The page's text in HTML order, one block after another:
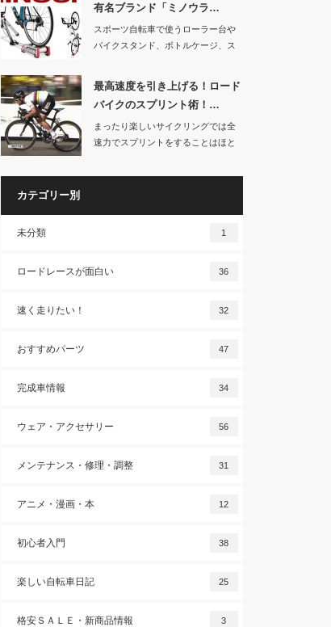
有名ブランド「ミノウラ…
スポーツ自転車で使うローラー台や
バイクスタンド、ボトルケージ、ス
最高速度を引き上げる！ロード
バイクのスプリント術！…
まったり楽しいサイクリングでは全
速力でスプリントをすることはほと
カテゴリー別
未分類 1
ロードレースが面白い 36
速く走りたい！ 32
おすすめパーツ 47
完成車情報 34
ウェア・アクセサリー 56
メンテナンス・修理・調整 31
アニメ・漫画・本 12
初心者入門 38
楽しい自転車日記 25
格安ＳＡＬＥ・新商品情報 3